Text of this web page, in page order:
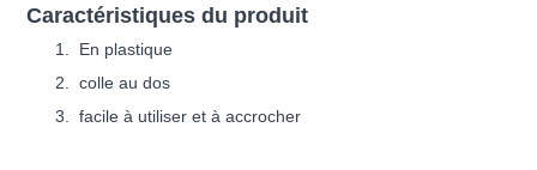
Caractéristiques du produit
En plastique
colle au dos
facile à utiliser et à accrocher